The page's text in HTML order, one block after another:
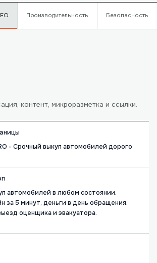
Производительность Безопасность
контент, микроразметка и ссылки.
- Срочный выкуп автомобилей дорого
автомобилей в любом состоянии.
за 5 минут, деньги в день обращения.
оценщика и эвакуатора.